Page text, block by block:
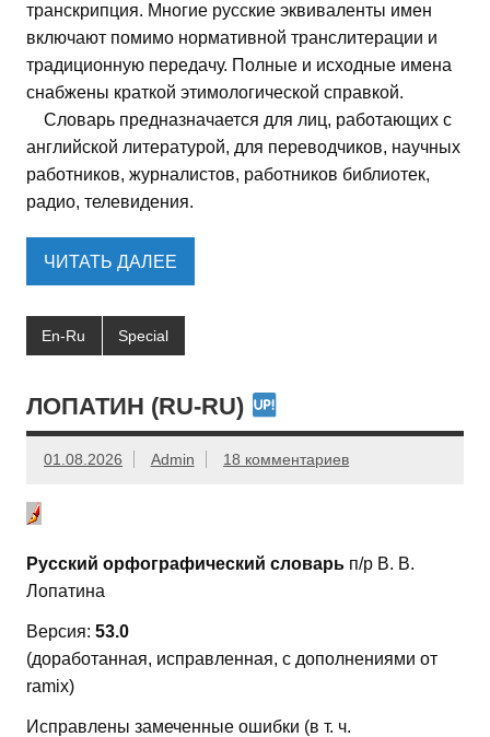
транскрипция. Многие русские эквиваленты имен
включают помимо нормативной транслитерации и
традиционную передачу. Полные и исходные имена
снабжены краткой этимологической справкой.
Словарь предназначается для лиц, работающих с
английской литературой, для переводчиков, научных
работников, журналистов, работников библиотек,
радио, телевидения.
ЧИТАТЬ ДАЛЕЕ
En-Ru Special
ЛОПАТИН (RU-RU)
01.08.2026 Admin 18 комментариев
Русский орфографический словарь п/р В. В.
Лопатина
Версия: 53.0
(доработанная, исправленная, с дополнениями от
ramix)
Исправлены замеченные ошибки (в т. ч.